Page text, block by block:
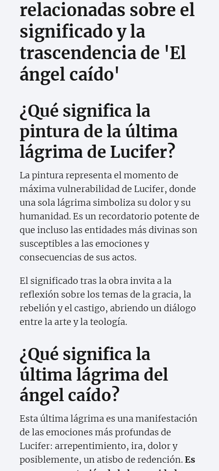
relacionadas sobre el
significado y la
trascendencia de 'El
ángel caído'
¿Qué significa la
pintura de la última
lágrima de Lucifer?
La pintura representa el momento de
máxima vulnerabilidad de Lucifer, donde
una sola lágrima simboliza su dolor y su
humanidad. Es un recordatorio potente de
que incluso las entidades más divinas son
susceptibles a las emociones y
consecuencias de sus actos.
El significado tras la obra invita a la
reflexión sobre los temas de la gracia, la
rebelión y el castigo, abriendo un diálogo
entre la arte y la teología.
¿Qué significa la
última lágrima del
ángel caído?
Esta última lágrima es una manifestación
de las emociones más profundas de
Lucifer: arrepentimiento, ira, dolor y
posiblemente, un atisbo de redención.Es